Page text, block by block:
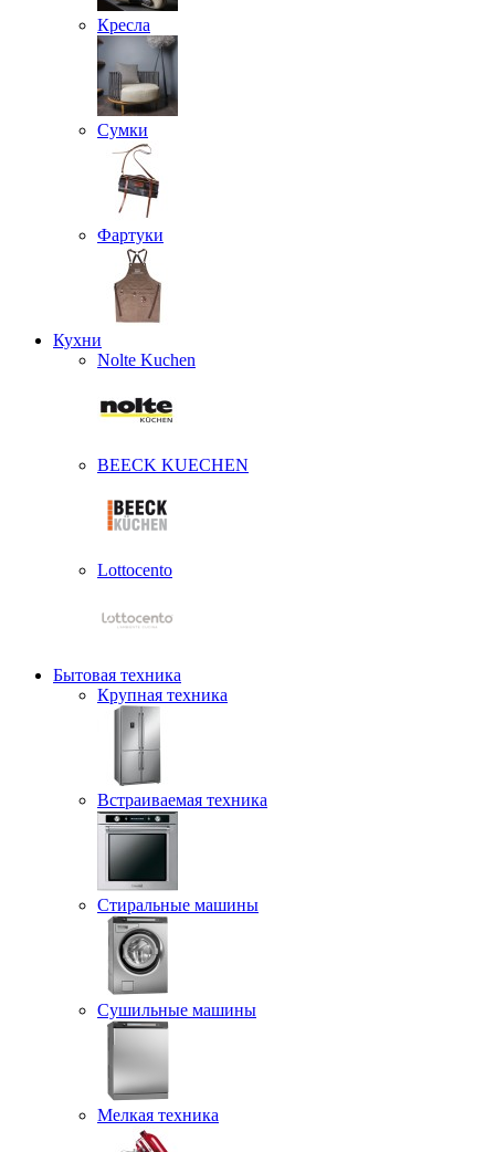
Кресла
Сумки
Фартуки
Кухни
Nolte Kuchen
BEECK KUECHEN
Lottocento
Бытовая техника
Крупная техника
Встраиваемая техника
Стиральные машины
Сушильные машины
Мелкая техника